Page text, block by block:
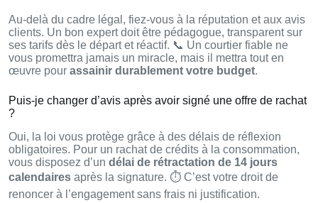
Au-delà du cadre légal, fiez-vous à la réputation et aux avis
clients. Un bon expert doit être pédagogue, transparent sur
ses tarifs dès le départ et réactif. 📞 Un courtier fiable ne
vous promettra jamais un miracle, mais il mettra tout en
œuvre pour assainir durablement votre budget.
Puis-je changer d’avis après avoir signé une offre de rachat
?
Oui, la loi vous protège grâce à des délais de réflexion
obligatoires. Pour un rachat de crédits à la consommation,
vous disposez d’un délai de rétractation de 14 jours
calendaires après la signature. ⏱️ C’est votre droit de
renoncer à l’engagement sans frais ni justification.